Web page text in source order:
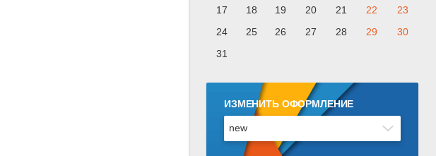
17
18 19 20 21 22
23
24
25 26 27 28 29
30
31
ИЗМЕНИТЬ ОФОРМЛЕНИЕ